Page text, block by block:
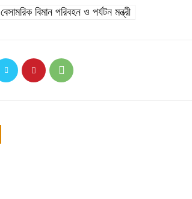
বেসামরিক বিমান পরিবহন ও পর্যটন মন্ত্রী